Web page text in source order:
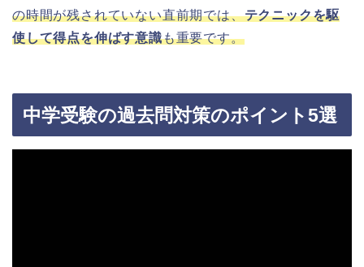
の時間が残されていない直前期では、テクニックを駆
使して得点を伸ばす意識も重要です。
中学受験の過去問対策のポイント5選